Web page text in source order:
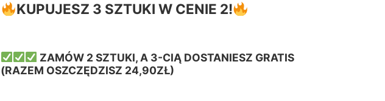
KUPUJESZ 3 SZTUKI W CENIE 2!
ZAMÓW 2 SZTUKI, A 3-CIĄ DOSTANIESZ GRATIS
(RAZEM OSZCZĘDZISZ 24,90ZŁ)